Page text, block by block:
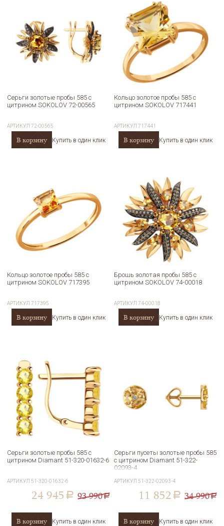
Серьги золотые пробы 585 с
цитрином SOKOLOV 72-00565
АРТИКУЛ72-00565
В корзину Купить в один клик
Кольцо золотое пробы 585 с
цитрином SOKOLOV 717441
АРТИКУЛ717441
В корзину Купить в один клик
Кольцо золотое пробы 585 с
цитрином SOKOLOV 717395
АРТИКУЛ717395
В корзину Купить в один клик
Брошь золотая пробы 585 с
цитрином SOKOLOV 74-00018
АРТИКУЛ74-00018
В корзину Купить в один клик
Серьги золотые пробы 585 с
цитрином Diamant 51-320-01632-6
АРТИКУЛ51-320-01632-6
24 945 a 93 990a
В корзину Купить в один клик
Серьги пусеты золотые пробы 585
с цитрином Diamant 51-322-
02093-4
АРТИКУЛ51-322-02093-4
11 852 a 34 990a
В корзину Купить в один клик